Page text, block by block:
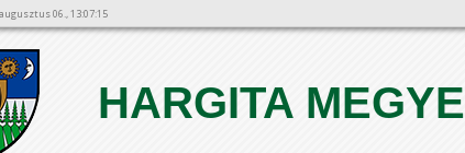
06., 13:07:15
HARGITA MEGYE